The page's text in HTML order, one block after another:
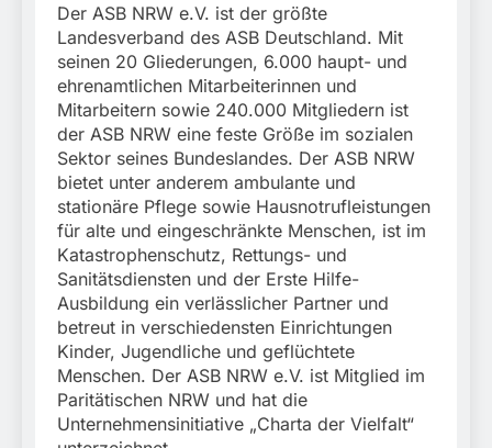
Der ASB NRW e.V. ist der größte
Landesverband des ASB Deutschland. Mit
seinen 20 Gliederungen, 6.000 haupt- und
ehrenamtlichen Mitarbeiterinnen und
Mitarbeitern sowie 240.000 Mitgliedern ist
der ASB NRW eine feste Größe im sozialen
Sektor seines Bundeslandes. Der ASB NRW
bietet unter anderem ambulante und
stationäre Pflege sowie Hausnotrufleistungen
für alte und eingeschränkte Menschen, ist im
Katastrophenschutz, Rettungs- und
Sanitätsdiensten und der Erste Hilfe-
Ausbildung ein verlässlicher Partner und
betreut in verschiedensten Einrichtungen
Kinder, Jugendliche und geflüchtete
Menschen. Der ASB NRW e.V. ist Mitglied im
Paritätischen NRW und hat die
Unternehmensinitiative „Charta der Vielfalt“